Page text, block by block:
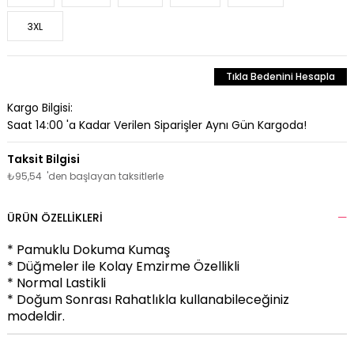
3XL
Tıkla Bedenini Hesapla
Kargo Bilgisi:
Saat 14:00 'a Kadar Verilen Siparişler Aynı Gün Kargoda!
₺95,54 'den başlayan taksitlerle
ÜRÜN ÖZELLIKLERI
* Pamuklu Dokuma Kumaş
* Düğmeler ile Kolay Emzirme Özellikli
* Normal Lastikli
* Doğum Sonrası Rahatlıkla kullanabileceğiniz
modeldir.